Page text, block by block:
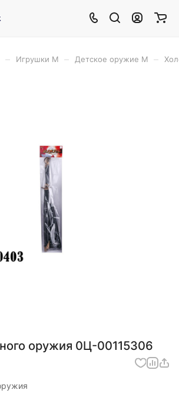
Игрушки М Детское оружие М
оружия 0Ц-00115306